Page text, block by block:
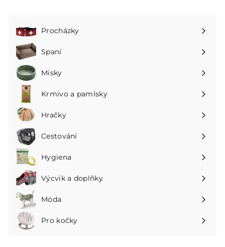
Procházky
Rozbalte
podnabídku
Spaní
Rozbalte
podnabídku
Misky
Rozbalte
podnabídku
Krmivo a pamlsky
Rozbalte
podnabídku
Hračky
Rozbalte
podnabídku
Cestování
Rozbalte
podnabídku
Hygiena
Rozbalte
podnabídku
Výcvik a doplňky
Rozbalte
podnabídku
Móda
Rozbalte
podnabídku
Pro kočky
Rozbalte